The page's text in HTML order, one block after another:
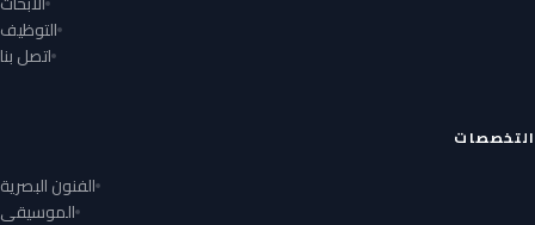
التوظيف
اتصل بنا
التخصصات
الفنون البصرية
الموسيقى